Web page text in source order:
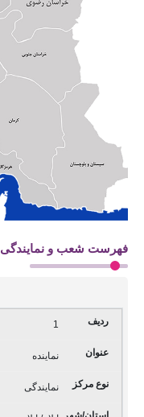
فهرست شعب و نمایندگی
1
نماینده
نمایندگی